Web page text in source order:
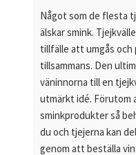
Något som de flesta
älskar smink.
tillfälle att umgås och
tillsammans. Den
väninnorna till en
utmärkt idé.
sminkprodukter så
du och tjejerna kan
genom att beställa